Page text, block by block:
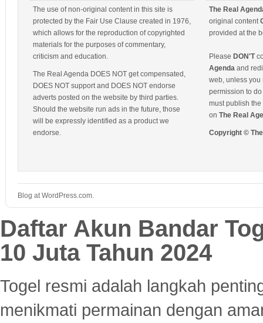
The use of non-original content in this site is
protected by the Fair Use Clause created in 1976,
which allows for the reproduction of copyrighted
materials for the purposes of commentary,
criticism and education.
The Real Agenda DOES NOT get compensated,
DOES NOT support and DOES NOT endorse
adverts posted on the website by third parties.
Should the website run ads in the future, those
will be expressly identified as a product we
endorse.
The Real
original content
provided at the
Please DON'T
Agenda and
web, unless you
permission to
must publish
on The Real
Copyright ©
Blog at WordPress.com.
Daftar Akun Bandar
10 Juta Tahun 2024
Togel resmi adalah langkah
menikmati permainan dengan